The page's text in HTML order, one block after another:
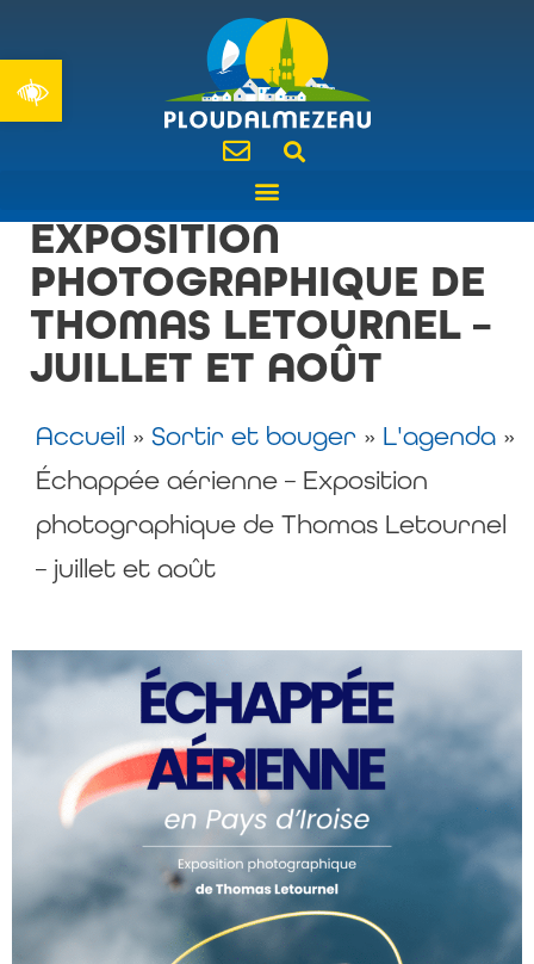
Ouvrir la barre d’outils
ÉCHAPPÉE AÉRIENNE –
EXPOSITION
PHOTOGRAPHIQUE DE
THOMAS LETOURNEL –
JUILLET ET AOÛT
Accueil » Sortir et bouger » L'agenda »
Échappée aérienne – Exposition
photographique de Thomas Letournel
– juillet et août